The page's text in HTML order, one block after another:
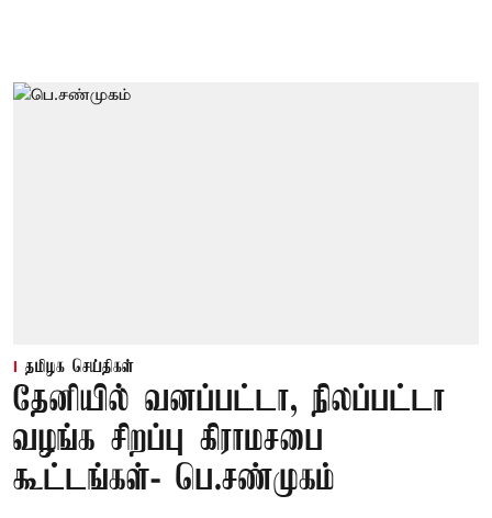
தமிழக செய்திகள்
தேனியில் வனப்பட்டா, நிலப்பட்டா
வழங்க சிறப்பு கிராமசபை
கூட்டங்கள்- பெ.சண்முகம்